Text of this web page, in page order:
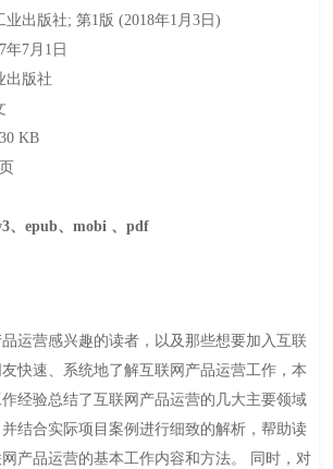
业出版社; 第1版 (2018年1月3日)
年7月1日
出版社
KB
、epub、mobi 、pdf
运营感兴趣的读者，以及那些想要加入互联
快速、系统地了解互联网产品运营工作，本
经验总结了互联网产品运营的几大主要领域
结合实际项目案例进行细致的解析，帮助读
产品运营的基本工作内容和方法。 同时，对